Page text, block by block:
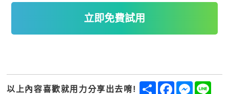
立即免費試用
以上內容喜歡就用力分享出去唷! ShareFacebook